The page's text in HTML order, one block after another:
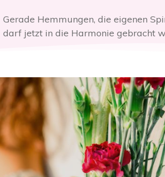
Gerade Hemmungen, die eigenen
darf jetzt in die Harmonie gebracht